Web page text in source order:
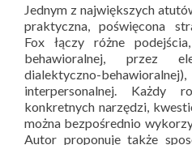
Jednym z największych
praktyczna, poświęcona
Fox łączy różne
behawioralnej, przez
dialektyczno-
interpersonalnej. Każdy
konkretnych narzędzi,
można bezpośrednio
Autor proponuje także